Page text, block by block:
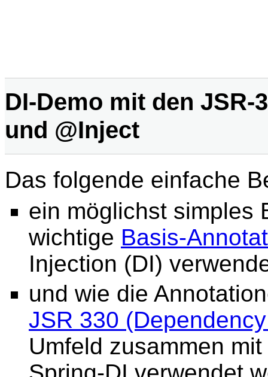
DI-Demo mit den JSR-
und @Inject
Das folgende einfache
ein möglichst simples
wichtige Basis-
Injection (DI)
und wie die
JSR 330
Umfeld zusammen